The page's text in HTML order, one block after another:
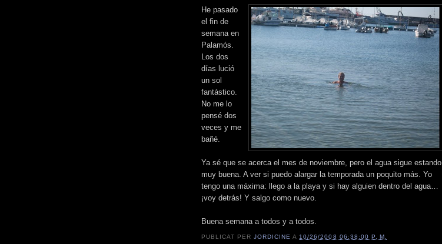
He pasado
el fin de
semana en
Palamós.
Los dos
días lució
un sol
fantástico.
No me lo
pensé dos
veces y me
bañé.
Ya sé que se acerca el mes de noviembre, pero el agua sigue estando
muy buena. A ver si puedo alargar la temporada un poquito más. Yo
tengo una máxima: llego a la playa y si hay alguien dentro del agua…
¡voy detrás! Y salgo como nuevo.
Buena semana a todos y a todos.
PUBLICAT PERJORDICINE A10/26/2008 06:38:00 P. M.